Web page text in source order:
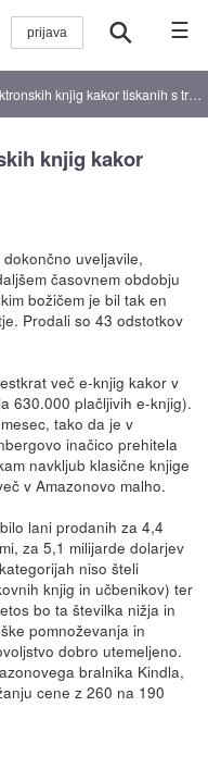
☰
knjig kakor tiskanih s trdimi platnicami
knjig kakor
uveljavile,
časovnem obdobju
božičem je bil tak en
Prodali so 43 odstotkov
več e-knjig kakor v
630.000 plačljivih e-knjig).
tako da je v
inačico prehitela
navkljub klasične knjige
v Amazonovo malho.
lani prodanih za 4,4
za 5,1 milijarde dolarjev
niso šteli
knjig in učbenikov) ter
bo ta številka nižja in
pomnoževanja in
dobro utemeljeno.
bralnika Kindla,
cene z 260 na 190